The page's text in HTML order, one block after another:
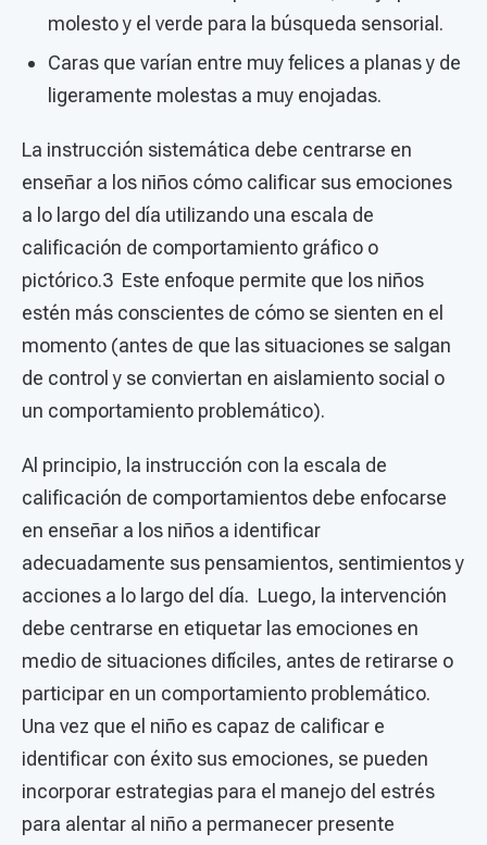
molesto y el verde para la búsqueda sensorial.
Caras que varían entre muy felices a planas y de
ligeramente molestas a muy enojadas.
La instrucción sistemática debe centrarse en
enseñar a los niños cómo calificar sus emociones
a lo largo del día utilizando una escala de
calificación de comportamiento gráfico o
pictórico.3 Este enfoque permite que los niños
estén más conscientes de cómo se sienten en el
momento (antes de que las situaciones se salgan
de control y se conviertan en aislamiento social o
un comportamiento problemático).
Al principio, la instrucción con la escala de
calificación de comportamientos debe enfocarse
en enseñar a los niños a identificar
adecuadamente sus pensamientos, sentimientos y
acciones a lo largo del día. Luego, la intervención
debe centrarse en etiquetar las emociones en
medio de situaciones difíciles, antes de retirarse o
participar en un comportamiento problemático.
Una vez que el niño es capaz de calificar e
identificar con éxito sus emociones, se pueden
incorporar estrategias para el manejo del estrés
para alentar al niño a permanecer presente